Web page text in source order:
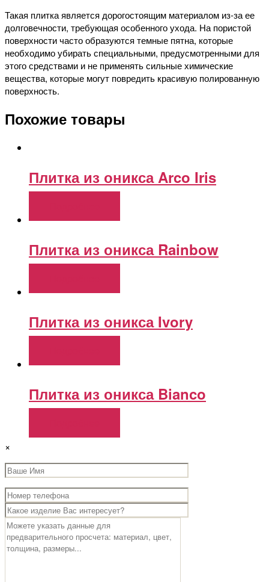
Такая плитка является дорогостоящим материалом из-за ее
долговечности, требующая особенного ухода. На пористой
поверхности часто образуются темные пятна, которые
необходимо убирать специальными, предусмотренными для
этого средствами и не применять сильные химические
вещества, которые могут повредить красивую полированную
поверхность.
Похожие товары
Плитка из оникса Arco Iris
Плитка из оникса Rainbow
Плитка из оникса Ivory
Плитка из оникса Bianco
×